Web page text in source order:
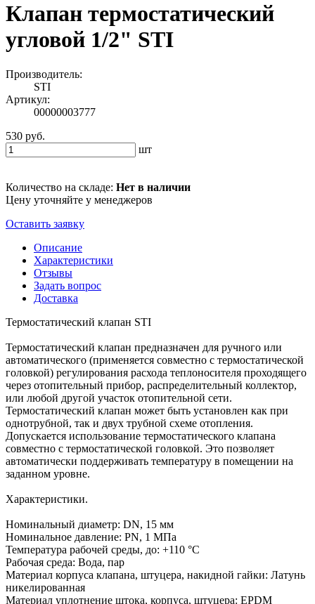
Клапан термостатический
угловой 1/2" STI
Производитель:
STI
Артикул:
00000003777
530 руб.
шт
Количество на складе: Нет в наличии
Цену уточняйте у менеджеров
Оставить заявку
Описание
Характеристики
Отзывы
Задать вопрос
Доставка
Термостатический клапан STI
Термостатический клапан предназначен для ручного или
автоматического (применяется совместно с термостатической
головкой) регулирования расхода теплоносителя проходящего
через отопительный прибор, распределительный коллектор,
или любой другой участок отопительной сети.
Термостатический клапан может быть установлен как при
однотрубной, так и двух трубной схеме отопления.
Допускается использование термостатического клапана
совместно с термостатической головкой. Это позволяет
автоматически поддерживать температуру в помещении на
заданном уровне.
Характеристики.
Номинальный диаметр: DN, 15 мм
Номинальное давление: PN, 1 МПа
Температура рабочей среды, до: +110 °С
Рабочая среда: Вода, пар
Материал корпуса клапана, штуцера, накидной гайки: Латунь
никелированная
Материал уплотнение штока, корпуса, штуцера: EPDM